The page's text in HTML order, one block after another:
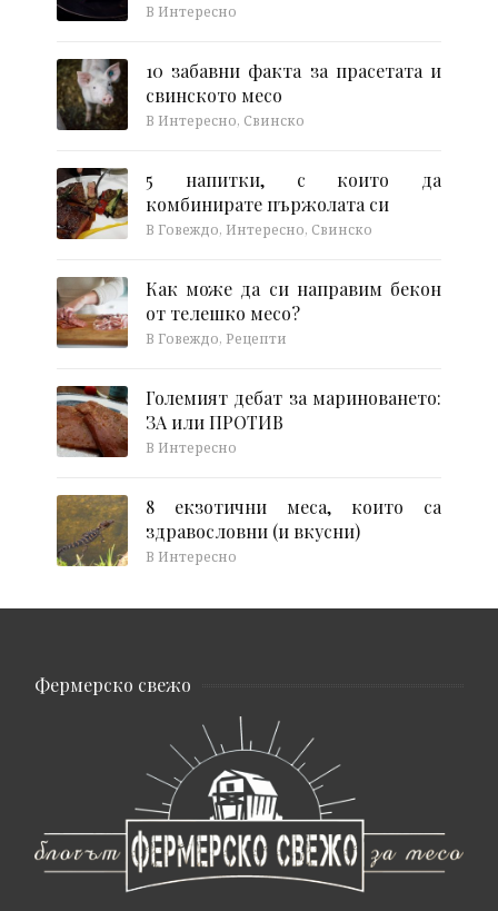
В Интересно
10 забавни факта за прасетата и
свинското месо
В Интересно, Свинско
5 напитки, с които да
комбинирате пържолата си
В Говеждо, Интересно, Свинско
Как може да си направим бекон
от телешко месо?
В Говеждо, Рецепти
Големият дебат за мариноването:
ЗА или ПРОТИВ
В Интересно
8 екзотични меса, които са
здравословни (и вкусни)
В Интересно
Фермерско свежо